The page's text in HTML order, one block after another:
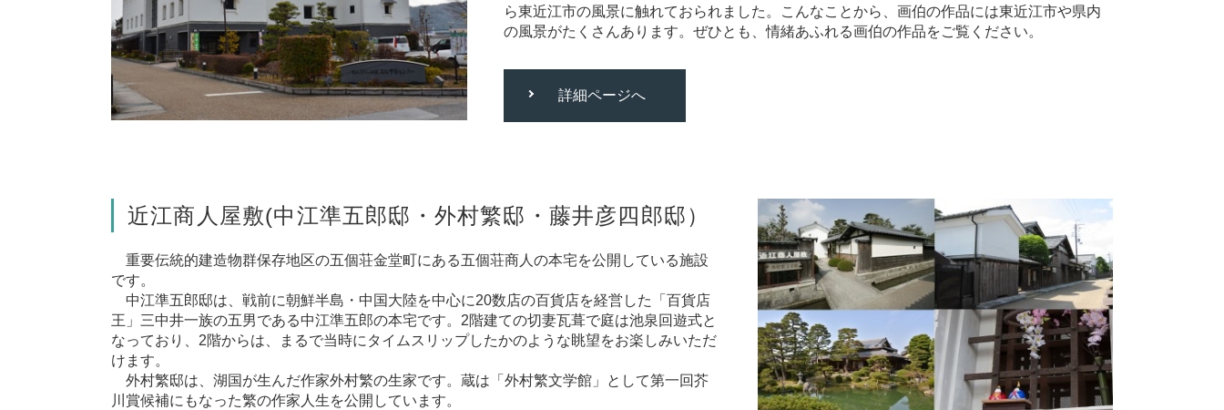
ら東近江市の風景に触れておられました。こんなことから、画伯の作品には東近江市や県内
の風景がたくさんあります。ぜひとも、情緒あふれる画伯の作品をご覧ください。
詳細ページへ
近江商人屋敷(中江準五郎邸 ・ 外村繁邸 ・ 藤井彦四郎邸 ）
重要伝統的建造物群保存地区の五個荘金堂町にある五個荘商人の本宅を公開している施設
です。
中江準五郎邸は、戦前に朝鮮半島・中国大陸を中心に20数店の百貨店を経営した「百貨店
王」三中井一族の五男である中江準五郎の本宅です。2階建ての切妻瓦葺で庭は池泉回遊式と
なっており、2階からは、まるで当時にタイムスリップしたかのような眺望をお楽しみいただ
けます。
外村繁邸は、湖国が生んだ作家外村繁の生家です。蔵は「外村繁文学館」として第一回芥
川賞候補にもなった繁の作家人生を公開しています。